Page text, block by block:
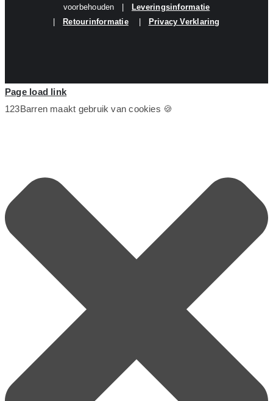
voorbehouden |
Leveringsinformatie
Retourinformatie| Privacy Verklaring
Page load link
123Barren maakt gebruik van cookies 🍪